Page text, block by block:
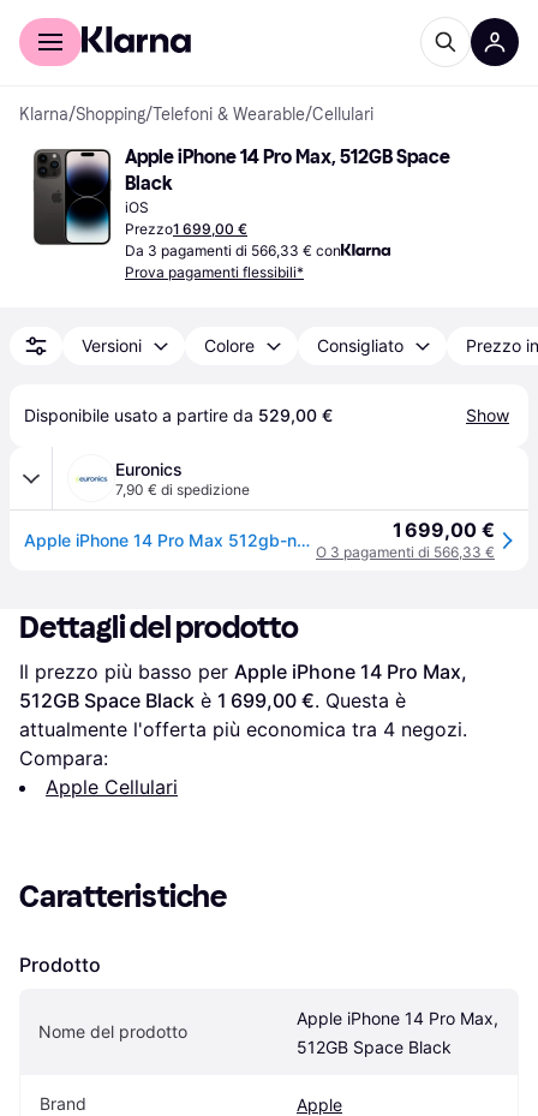
Per il tuo shopping
Klarna/Shopping/Telefoni & Wearable/Cellulari
Apple iPhone 14 Pro Max, 512GB Space
Black
iOS
Prezzo1 699,00 €
Da 3 pagamenti di 566,33 € con
Prova pagamenti flessibili*
Versioni Colore Consigliato Prezzo
Disponibile usato a partire da 529,00 € Show
Euronics
7,90 € di spedizione
Apple iPhone 14 Pro Max 512gb-nero Siderale 1 699,00 €
O 3 pagamenti di 566,33 €
Dettagli del prodotto
Il prezzo più basso per Apple iPhone 14 Pro Max,
512GB Space Black è 1 699,00 €. Questa è
attualmente l'offerta più economica tra 4 negozi.
Compara:
Apple Cellulari
Caratteristiche
Prodotto
Nome del prodotto
Apple iPhone 14 Pro Max,
512GB Space Black
Brand Apple